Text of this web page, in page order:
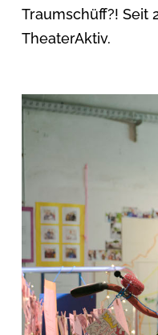
Traumschüff?! Seit
TheaterAktiv.